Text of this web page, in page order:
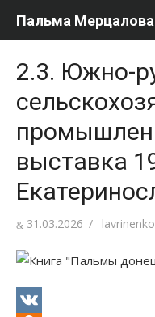
Пальма Мерцалова
2.3. Южно-
выставка
Опубликовано
31.03.2026 Автор
lavrinenko